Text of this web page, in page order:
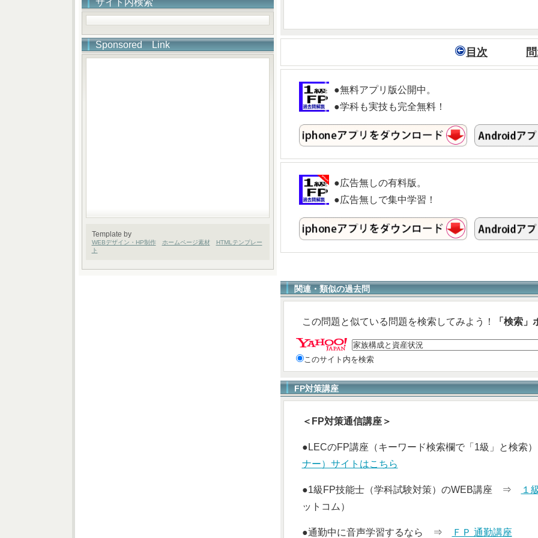
目次
●無料アプリ版公開中。
●学科も実技も完全無料！
●広告無しの有料版。
●広告無しで集中学習！
関連・類似の過去問
この問題と似ている問題を検索してみよう！ 「検索
このサイト内を検索
FP対策講座
＜FP対策通信講座＞
●LECのFP講座（キーワード検索欄で「1級」と
ナー）サイトはこちら
●1級FP技能士（学科試験対策）のWEB講座 ⇒
１
ットコム）
●通勤中に音声学習するなら ⇒ ＦＰ 通勤講座
サイト内検索
Sponsored Link
Template by
WEBデザイン・HP制作 ホームページ素材
HTMLテンプレー
ト